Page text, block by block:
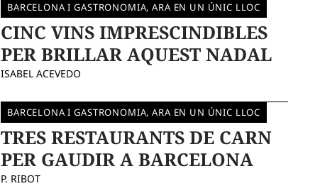
BARCELONA I GASTRONOMIA, ARA EN UN ÚNIC LLOC
CINC VINS IMPRESCINDIBLES
PER BRILLAR AQUEST NADAL
ISABEL ACEVEDO
BARCELONA I GASTRONOMIA, ARA EN UN ÚNIC LLOC
TRES RESTAURANTS DE CARN
PER GAUDIR A BARCELONA
P. RIBOT